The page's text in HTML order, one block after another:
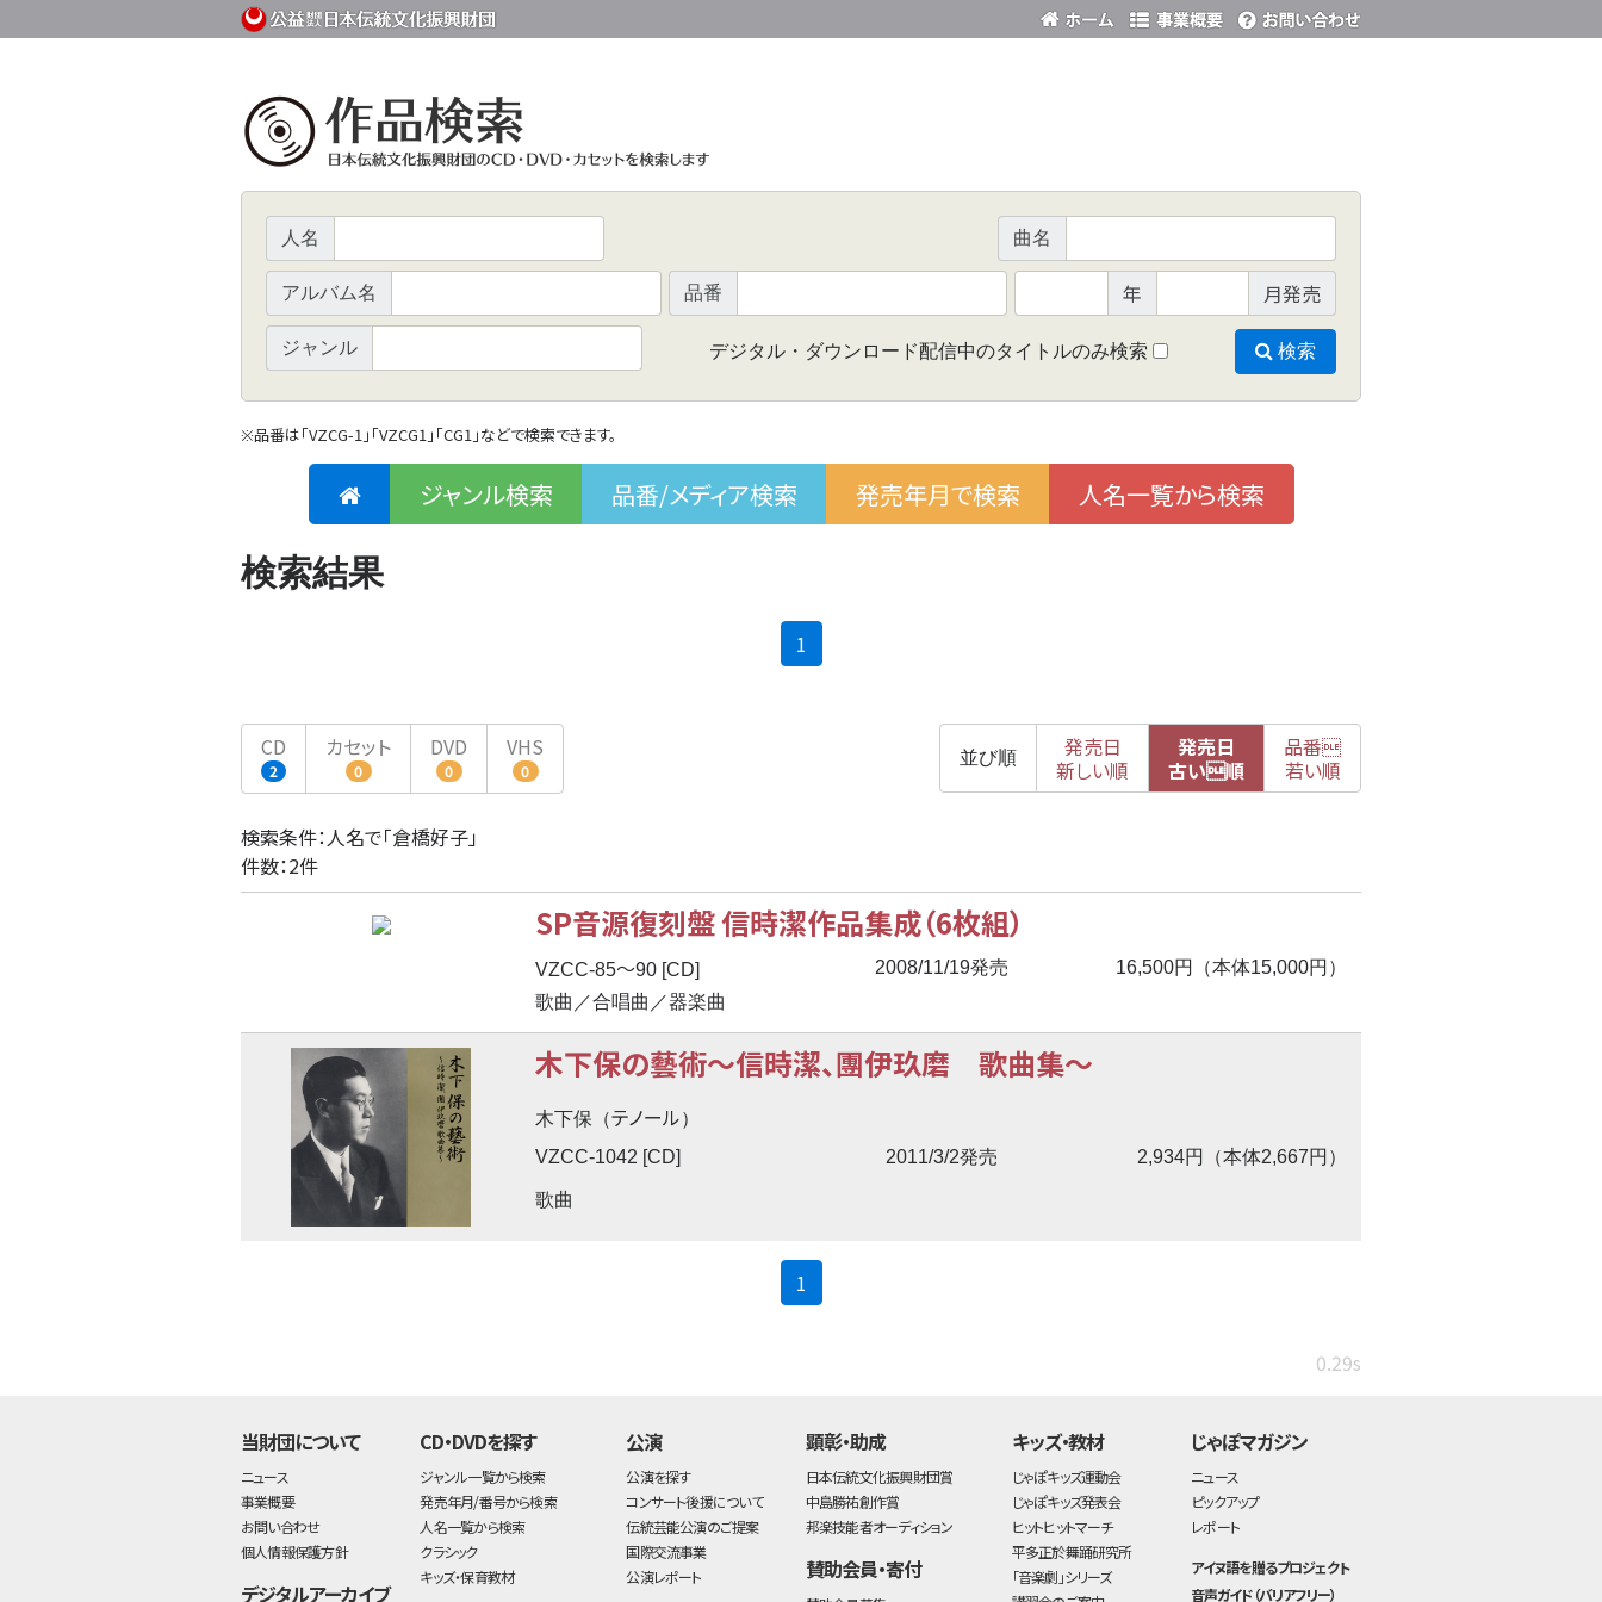
人名 曲名
アルバム名 品番 年 月発売
ジャンル デジタル・ダウンロード配信中のタイトルのみ検索 検索
※品番は「VZCG-1」「VZCG1」「CG1」などで検索できます。
ジャンル検索 品番/メディア検索 発売年月で検索 人名一覧から検索
検索結果
1
CD
2
カセット
0
DVD
0
VHS
0
並び順
発売日
新しい順
発売日
古い順
品番
若い順
検索条件：人名で「倉橋好子」
件数：2件
SP音源復刻盤 信時潔作品集成（6枚組）
VZCC-85〜90 [CD] 2008/11/19発売
16,500円（本体15,000円）
歌曲／合唱曲／器楽曲
木下保の藝術〜信時潔、團伊玖磨 歌曲集〜
木下保（テノール）
VZCC-1042 [CD]
2011/3/2発売 2,934円（本体2,667円）
歌曲
1
0.29s
当財団について
ニュース
事業概要
お問い合わせ
個人情報保護方針
デジタルアーカイブ
CD・DVDを探す
ジャンル一覧から検索
発売年月/番号から検索
人名一覧から検索
クラシック
キッズ・保育教材
公演
公演を探す
コンサート後援について
伝統芸能公演のご提案
国際交流事業
公演レポート
顕彰・助成
日本伝統文化振興財団賞
中島勝祐創作賞
邦楽技能者オーディション
賛助会員・寄付
キッズ・教材
じゃぽキッズ運動会
じゃぽキッズ発表会
ヒットヒットマーチ
平多正於舞踊研究所
「音楽劇」シリーズ
じゃぽマガジン
ニュース
ピックアップ
レポート
アイヌ語を贈るプロジェクト
音声ガイド（バリアフリー）